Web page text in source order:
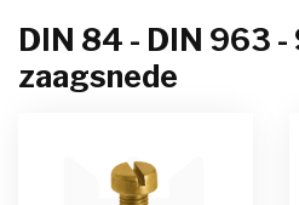
DIN 84 - DIN 963
zaagsnede